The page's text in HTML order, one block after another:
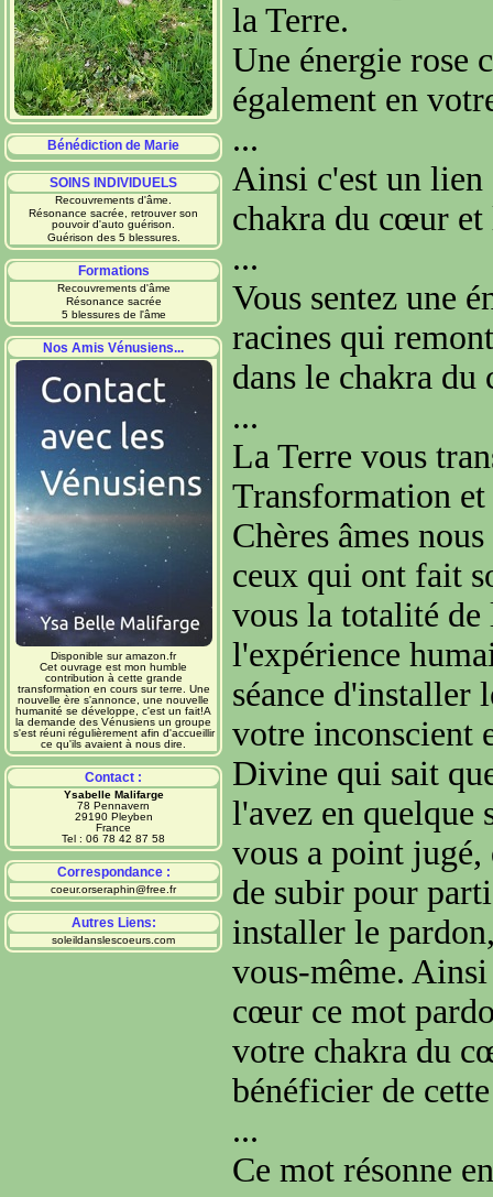
Bénédiction de Marie
SOINS INDIVIDUELS
Recouvrements d'âme.
Résonance sacrée, retrouver son
pouvoir d'auto guérison.
Guérison des 5 blessures.
Formations
Recouvrements d'âme
Résonance sacrée
5 blessures de l'âme
Nos Amis Vénusiens...
Disponible sur amazon.fr
Cet ouvrage est mon humble
contribution à cette grande
transformation en cours sur terre. Une
nouvelle ère s'annonce, une nouvelle
humanité se développe, c'est un fait!A
la demande des Vénusiens un groupe
s'est réuni régulièrement afin d'accueillir
ce qu'ils avaient à nous dire.
Contact :
Ysabelle Malifarge
78 Pennavern
29190 Pleyben
France
Tel : 06 78 42 87 58
Correspondance :
coeur.orseraphin@free.fr
Autres Liens:
soleildanslescoeurs.com
la Terre.
Une énergie rose
également en
...
Ainsi c'est un lien
chakra du cœur
...
Vous sentez une
racines qui
dans le chakra du
...
La Terre vous
Transformation
Chères âmes
ceux qui ont fait
vous la totalité
l'expérience
séance d'installer
votre inconscient
Divine qui sait
l'avez en quelque
vous a point jugé,
de subir pour
installer le
vous-même.
cœur ce mot
votre chakra du
bénéficier de
...
Ce mot résonne